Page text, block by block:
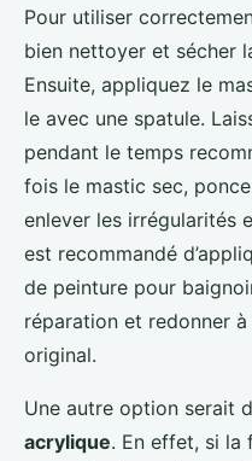
Pour utiliser
bien nettoyer et sécher
Ensuite, appliquez le
le avec une spatule.
pendant le temps
fois le mastic sec,
enlever les irrégularités
est recommandé
de peinture pour
réparation et redonner
original.
Une autre option serait
acrylique. En effet, si la